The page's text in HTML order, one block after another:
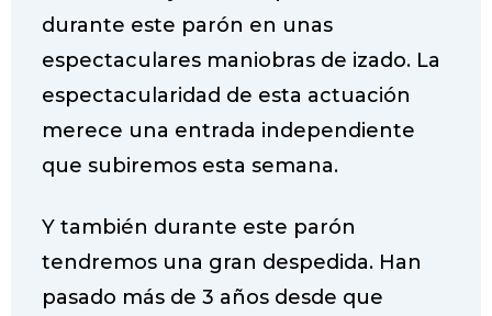
durante este parón en unas
espectaculares maniobras de izado. La
espectacularidad de esta actuación
merece una entrada independiente
que subiremos esta semana.
Y también durante este parón
tendremos una gran despedida. Han
pasado más de 3 años desde que